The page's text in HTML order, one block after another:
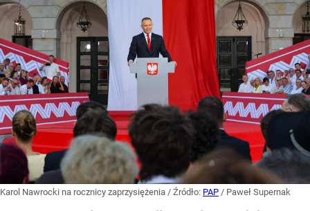
Karol Nawrocki na rocznicy zaprzysiężenia / Źródło: PAP / Paweł Supernak